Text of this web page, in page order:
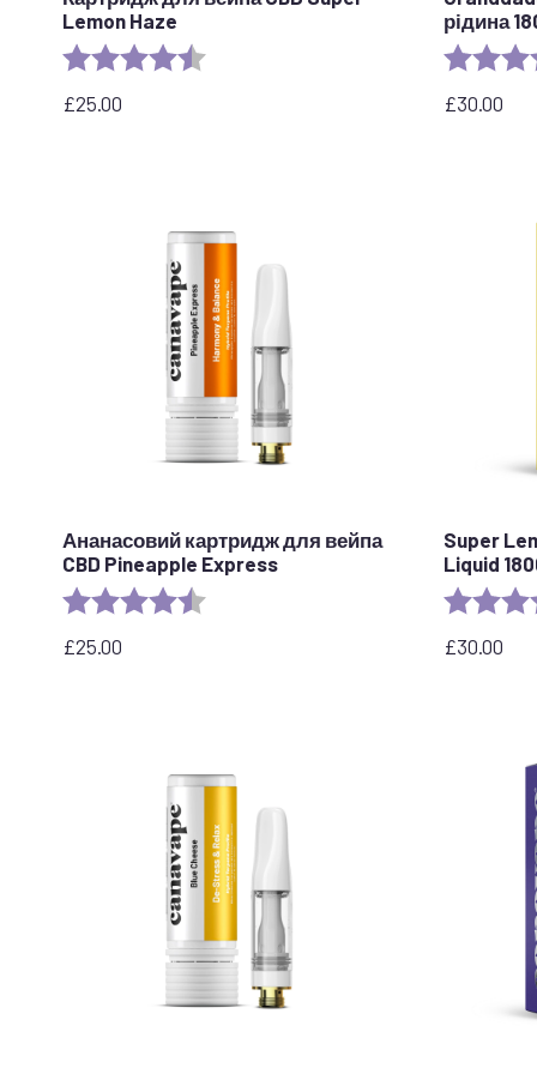
Lemon Haze
Рейтинг:
£25.00
рідина
Рейтинг:
£30.00
Ананасовий картридж для вейпа
CBD Pineapple Express
Рейтинг:
£25.00
Super
Liquid
Рейтинг:
£30.00